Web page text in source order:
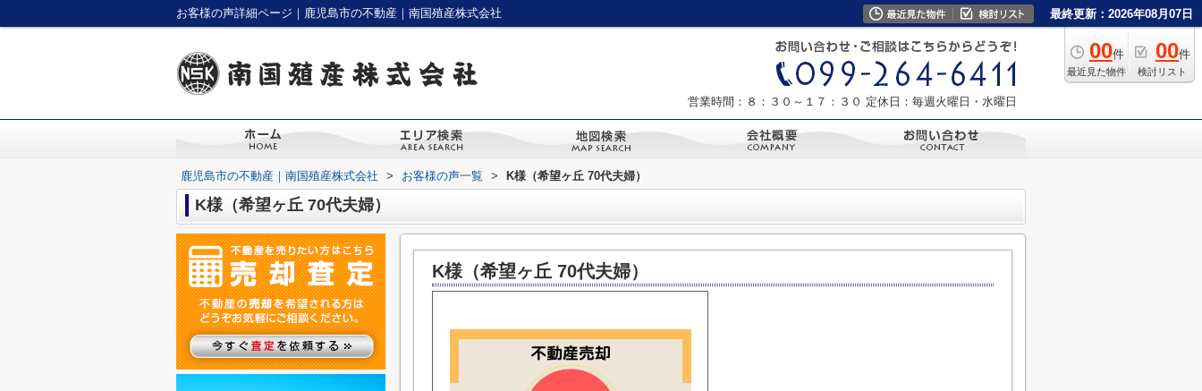
お客様の声詳細ページ｜鹿児島市の不動産｜南国殖産株式会社 最終更新：2026年08月07日
00件
最近見た物件
00件
検討リスト
営業時間：８：３０～１７：３０ 定休日：毎週火曜日・水曜日
鹿児島市の不動産｜南国殖産株式会社 > お客様の声一覧 > K様（希望ヶ丘 70代夫婦）
K様（希望ヶ丘 70代夫婦）
K様（希望ヶ丘 70代夫婦）